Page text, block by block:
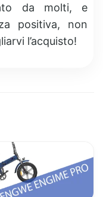
da molti, e
positiva, non
l’acquisto!